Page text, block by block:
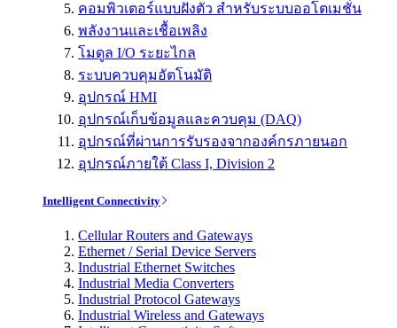
คอมพิวเตอร์แบบฝังตัว สำหรับระบบออโตเมชั่น
พลังงานและเชื้อเพลิง
โมดูล I/O ระยะไกล
ระบบควบคุมอัตโนมัติ
อุปกรณ์ HMI
อุปกรณ์เก็บข้อมูลและควบคุม (DAQ)
อุปกรณ์ที่ผ่านการรับรองจากองค์กรภายนอก
อุปกรณ์ภายใต้ Class I, Division 2
Intelligent Connectivity
Cellular Routers and Gateways
Ethernet / Serial Device Servers
Industrial Ethernet Switches
Industrial Media Converters
Industrial Protocol Gateways
Industrial Wireless and Gateways